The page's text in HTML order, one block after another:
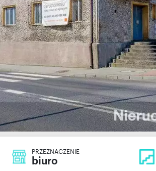
PRZEZNACZENIE
biuro